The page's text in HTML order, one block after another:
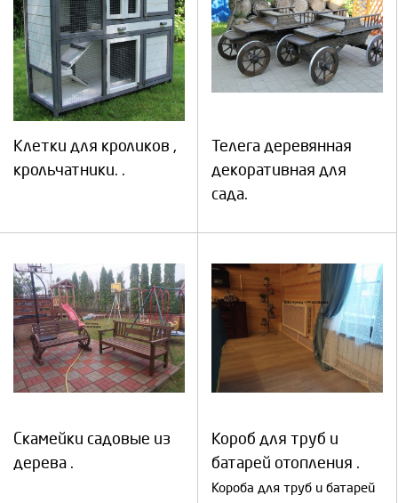
Клетки для кроликов ,
крольчатники. .
Телега деревянная
декоративная для
сада.
Скамейки садовые из
дерева .
Короб для труб и
батарей отопления .
Короба для труб и батарей